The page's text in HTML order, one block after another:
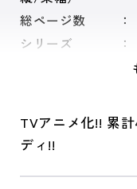
総ページ数
シリーズ
TVアニメ化!! 累
ディ!!